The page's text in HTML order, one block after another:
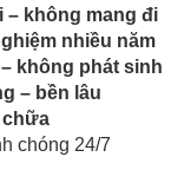
– không mang đi
nhiều năm
không phát sinh
– bền lâu
chữa
chóng 24/7